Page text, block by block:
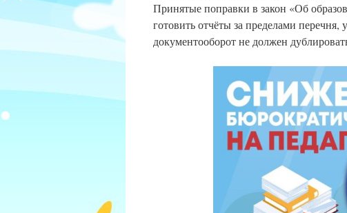
Принятые поправки в закон «Об
готовить отчёты за пределами
документооборот не должен